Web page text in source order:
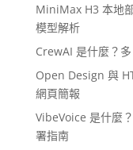
MiniMax H3 本地
模型解析
CrewAI 是什麼？
Open Design 與
網頁簡報
VibeVoice 是什麼
署指南